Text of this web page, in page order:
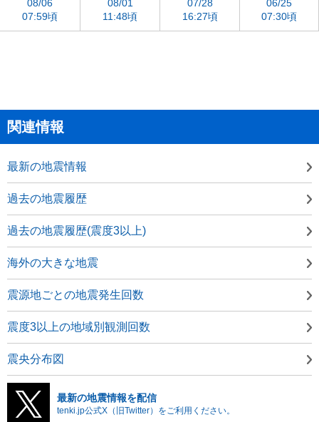
08/06
07:59頃
08/01
11:48頃
07/28
16:27頃
06/25
07:30頃
関連情報
最新の地震情報
過去の地震履歴
過去の地震履歴(震度3以上)
海外の大きな地震
震源地ごとの地震発生回数
震度3以上の地域別観測回数
震央分布図
最新の地震情報を配信
tenki.jp公式X（旧Twitter）をご利用ください。